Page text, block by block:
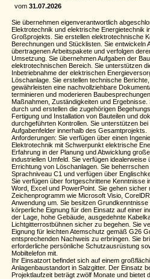
vom 31.07.2026
Sie übernehmen eigenverantwortlich
Elektrotechnik und elektrische Energietechnik
Großprojekts. Sie erstellen elektrotechnische
Berechnungen und Stücklisten. Sie entwickeln
übertragenen Arbeitspakete und verfolgen
Umsetzung. Sie übernehmen Aufgaben der
elektrotechnischen Bereich. Sie unterstützen
Inbetriebnahme der elektrischen
Löschanlage. Sie erstellen technische
gewährleisten eine nachvollziehbare
terminieren und moderieren
Maßnahmen, Zuständigkeiten und
durch und erstellen die zugehörigen
Fertigung und Installation von Bauteilen und
durchgeführten Kontrollen. Sie unterstützen
Aufgabenfelder innerhalb des Gesamtprojekts.
Anforderungen: Sie verfügen über einen
Elektrotechnik mit Schwerpunkt elektrische
Erfahrung in der Planung und Abwicklung
industriellen Umfeld. Sie verfügen idealerweise
Errichtung von Löschanlagen. Sie
Sprachniveau C1 und verfügen über
Sie verfügen über fortgeschrittene Kenntnisse
Word, Excel und PowerPoint. Sie gehen sicher
Zeichenprogramm wie Microsoft Visio,
Anwendung um. Sie besitzen
körperliche Eignung für den Einsatz auf einer
der Lage, hohe Gebäude, ausgedehnte
Lichtgitterrostbühnen sicher zu begehen. Sie
Eignung für leichten Atemschutz gemäß G26
entsprechenden Nachweis zu erbringen. Sie
erforderliche persönliche Schutzausrüstung
Mobiltelefon mit.
Ihr Einsatzort befindet sich auf einem
Anlagenbaustandort in Salzgitter. Der Einsatz
Projektlaufzeit beträgt zwölf Monate und bietet